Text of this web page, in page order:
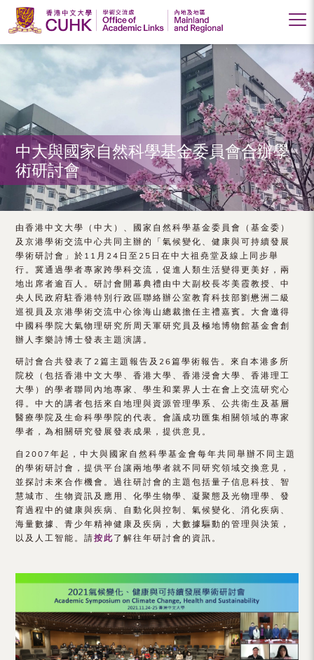
香
港
中
文
大
學
學
術
交
流
處
（內
地
及
地
區）
中大與國家自然科學基金委員會合辦學
術研討會
由香港中文大學（中大）、國家自然科學基金委員會（基金委）
及京港學術交流中心共同主辦的「氣候變化、健康與可持續發展
學術研討會」於11月24日至25日在中大祖堯堂及線上同步舉
行。冀通過學者專家跨學科交流，促進人類生活變得更美好，兩
地出席者逾百人。研討會開幕典禮由中大副校長岑美霞教授、中
央人民政府駐香港特別行政區聯絡辦公室教育科技部劉懋洲二級
巡視員及京港學術交流中心徐海山總裁擔任主禮嘉賓。大會邀得
中國科學院大氣物理研究所周天軍研究員及極地博物館基金會創
辦人李樂詩博士發表主題演講。
研討會合共發表了2篇主題報告及26篇學術報告。來自本港多所
院校（包括香港中文大學、香港大學、香港浸會大學、香港理工
大學）的學者聯同內地專家、學生和業界人士在會上交流研究心
得。中大的講者包括來自地理與資源管理學系、公共衛生及基層
醫療學院及生命科學學院的代表。會議成功匯集相關領域的專家
學者，為相關研究發展發表成果，提供意見。
自2007年起，中大與國家自然科學基金會每年共同舉辦不同主題
的學術研討會，提供平台讓兩地學者就不同研究領域交換意見，
並探討未來合作機會。過往研討會的主題包括量子信息科技、智
慧城市、生物資訊及應用、化學生物學、凝聚態及光物理學、發
育過程中的健康與疾病、自動化與控制、氣候變化、消化疾病、
海量數據、青少年精神健康及疾病，大數據驅動的管理與決策，
以及人工智能。請按此了解往年研討會的資訊。